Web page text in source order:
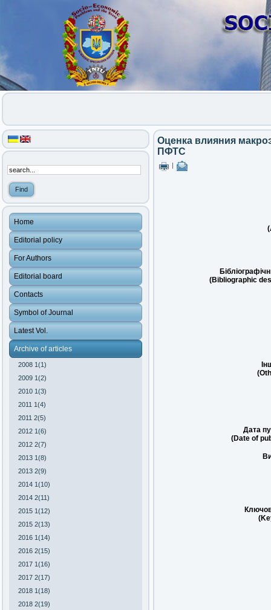
Home
Editorial policy
For Authors
Editorial board
Contacts
Symbol of Journal
Latest Vol.
Archive of articles
2008 1(1)
2009 1(2)
2010 1(3)
2011 1(4)
2011 2(5)
2012 1(6)
2012 2(7)
2013 1(8)
2013 2(9)
2014 1(10)
2014 2(11)
2015 1(12)
2015 2(13)
2016 1(14)
2016 2(15)
2017 1(16)
2017 2(17)
2018 1(18)
2018 2(19)
Оценка влияния
ПФТС
(Bibliographic
Дата
(Date of